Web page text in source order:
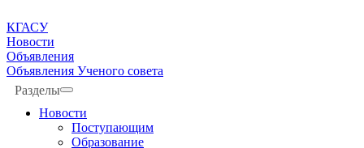
КГАСУ
Новости
Объявления
Объявления Ученого совета
Разделы
Новости
Поступающим
Образование